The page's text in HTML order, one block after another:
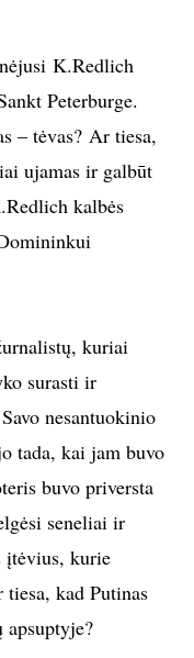
K.Redlich
Peterburge.
– tėvas? Ar tiesa,
ujamas ir galbūt
kalbės
kuriai
surasti ir
nesantuokinio
tada, kai jam buvo
buvo priversta
seneliai ir
įtėvius, kurie
kad Putinas